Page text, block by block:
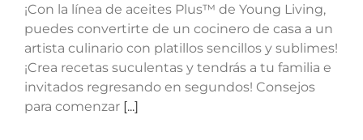
¡Con la línea de aceites Plus™ de Young Living,
puedes convertirte de un cocinero de casa a un
artista culinario con platillos sencillos y sublimes!
¡Crea recetas suculentas y tendrás a tu familia e
invitados regresando en segundos! Consejos
para comenzar [...]